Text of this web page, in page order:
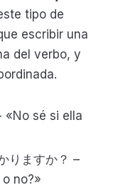
tipo de
escribir una
del verbo, y
«No sé si ella
りますか？ –
no?»